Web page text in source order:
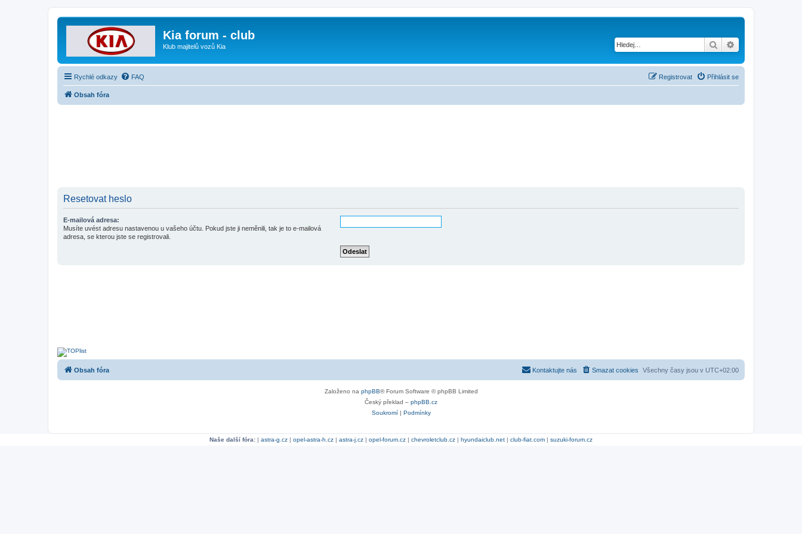
Kia forum - club
Klub majitelů vozů Kia Hledat
Rychlé odkazy FAQ Přihlásit se
Registrovat
Obsah fóra
Resetovat heslo
E-mailová adresa:
Musíte uvést adresu nastavenou u vašeho účtu. Pokud jste ji neměnili, tak je to e-mailová
adresa, se kterou jste se registrovali.
Obsah fóra Všechny časy jsou v UTC+02:00
Smazat cookies
Kontaktujte nás
Založeno na phpBB® Forum Software © phpBB Limited
Český překlad – phpBB.cz
Soukromí| Podmínky
Naše další fóra: | astra-g.cz | opel-astra-h.cz | astra-j.cz | opel-forum.cz | chevroletclub.cz | hyundaiclub.net | club-fiat.com | suzuki-forum.cz